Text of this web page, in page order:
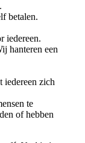
betalen.
iedereen.
hanteren een
iedereen zich
te
of hebben